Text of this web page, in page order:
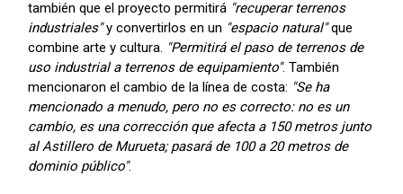
también que el proyecto permitirá "recuperar terrenos
industriales"y convertirlos en un "espacio natural"que
combine arte y cultura. "Permitirá el paso de terrenos de
uso industrial a terrenos de equipamiento". También
mencionaron el cambio de la línea de costa: "Se ha
mencionado a menudo, pero no es correcto: no es un
cambio, es una corrección que afecta a 150 metros junto
al Astillero de Murueta; pasará de 100 a 20 metros de
dominio público".